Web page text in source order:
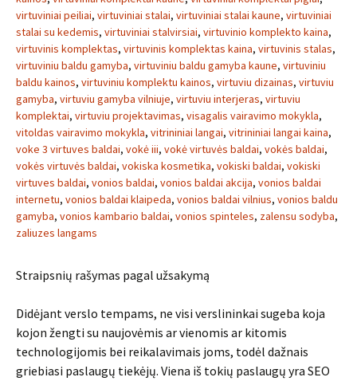
virtuviniai peiliai, virtuviniai stalai, virtuviniai stalai kaune, virtuviniai
stalai su kedemis, virtuviniai stalvirsiai, virtuvinio komplekto kaina,
virtuvinis komplektas, virtuvinis komplektas kaina, virtuvinis stalas,
virtuviniu baldu gamyba, virtuviniu baldu gamyba kaune, virtuviniu
baldu kainos, virtuviniu komplektu kainos, virtuviu dizainas, virtuviu
gamyba, virtuviu gamyba vilniuje, virtuviu interjeras, virtuviu
komplektai, virtuviu projektavimas, visagalis vairavimo mokykla,
vitoldas vairavimo mokykla, vitrininiai langai, vitrininiai langai kaina,
voke 3 virtuves baldai, vokė iii, vokė virtuvės baldai, vokės baldai,
vokės virtuvės baldai, vokiska kosmetika, vokiski baldai, vokiski
virtuves baldai, vonios baldai, vonios baldai akcija, vonios baldai
internetu, vonios baldai klaipeda, vonios baldai vilnius, vonios baldu
gamyba, vonios kambario baldai, vonios spinteles, zalensu sodyba,
zaliuzes langams
Straipsnių rašymas pagal užsakymą
Didėjant verslo tempams, ne visi verslininkai sugeba koja
kojon žengti su naujovėmis ar vienomis ar kitomis
technologijomis bei reikalavimais joms, todėl dažnais
griebiasi paslaugų tiekėjų. Viena iš tokių paslaugų yra SEO